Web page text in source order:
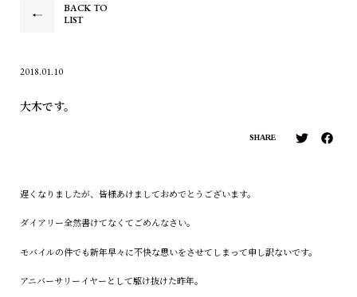
BACK TO
LIST
2018.01.10
大木です。
SHARE
遅くなりましたが、皆様あけましておめでとうございます。
ダイアリー全然書けてなくてごめんなさい。
モバイルの件でも新年早々に不快な思いをさせてしまって申し訳ないです。
アニバーサリーイヤーとして駆け抜けた昨年。